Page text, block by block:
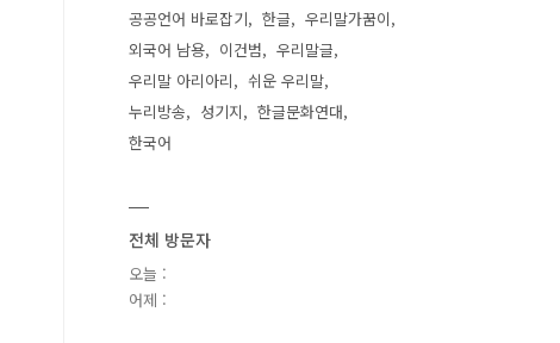
공공언어 바로잡기
한글
우리말가꿈이
외국어 남용
이건범
우리말글
우리말 아리아리
쉬운 우리말
누리방송
성기지
한글문화연대
한국어
전체 방문자
오늘 :
어제 :